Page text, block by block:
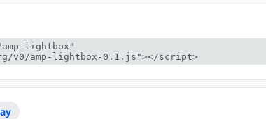
lightbox"
v0/amp-lightbox-0.1.js"></script>